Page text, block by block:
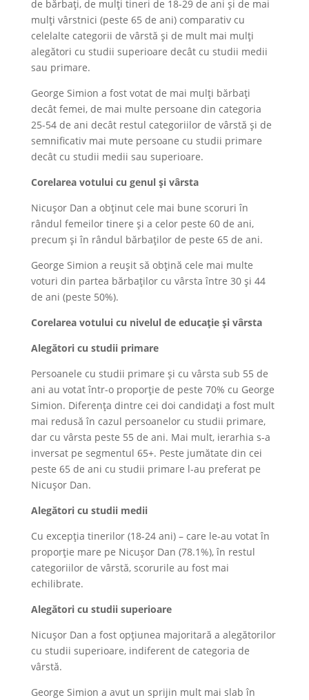
de bărbați, de mulți tineri de 18-29 de ani și de mai
mulți vârstnici (peste 65 de ani) comparativ cu
celelalte categorii de vârstă și de mult mai mulți
alegători cu studii superioare decât cu studii medii
sau primare.
George Simion a fost votat de mai mulți bărbați
decât femei, de mai multe persoane din categoria
25-54 de ani decât restul categoriilor de vârstă și de
semnificativ mai mute persoane cu studii primare
decât cu studii medii sau superioare.
Corelarea votului cu genul și vârsta
Nicușor Dan a obținut cele mai bune scoruri în
rândul femeilor tinere și a celor peste 60 de ani,
precum și în rândul bărbaților de peste 65 de ani.
George Simion a reușit să obțină cele mai multe
voturi din partea bărbaților cu vârsta între 30 și 44
de ani (peste 50%).
Corelarea votului cu nivelul de educație și vârsta
Alegători cu studii primare
Persoanele cu studii primare și cu vârsta sub 55 de
ani au votat într-o proporție de peste 70% cu George
Simion. Diferența dintre cei doi candidați a fost mult
mai redusă în cazul persoanelor cu studii primare,
dar cu vârsta peste 55 de ani. Mai mult, ierarhia s-a
inversat pe segmentul 65+. Peste jumătate din cei
peste 65 de ani cu studii primare l-au preferat pe
Nicușor Dan.
Alegători cu studii medii
Cu excepția tinerilor (18-24 ani) – care le-au votat în
proporție mare pe Nicușor Dan (78.1%), în restul
categoriilor de vârstă, scorurile au fost mai
echilibrate.
Alegători cu studii superioare
Nicușor Dan a fost opțiunea majoritară a alegătorilor
cu studii superioare, indiferent de categoria de
vârstă.
George Simion a avut un sprijin mult mai slab în